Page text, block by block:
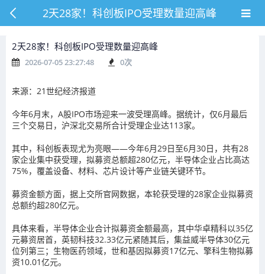
2天28家！科创板IPO受理数量迎高峰
2天28家！科创板IPO受理数量迎高峰
2026-07-05 23:27:48 0次
来源：21世纪经济报道
今年6月末，A股IPO市场迎来一波受理高峰。据统计，仅6月最后
三个交易日，沪深北交易所合计受理企业达113家。
其中，科创板表现尤为亮眼——今年6月29日至6月30日，共有28
家企业集中获受理，拟募资总额超280亿元，半导体企业占比高达
75%，覆盖设备、材料、芯片设计等产业链关键环节。
募资金额方面，据上交所官网数据，本轮获受理的28家企业拟募资
总额约超280亿元。
具体来看，半导体企业合计拟募资金额最高，其中华卓精科以35亿
元募资居首，英韧科技32.33亿元紧随其后，集益威半导体30亿元
位列第三；生物医药领域，世和基因拟募资17亿元、擎科生物拟募
资10.01亿元。